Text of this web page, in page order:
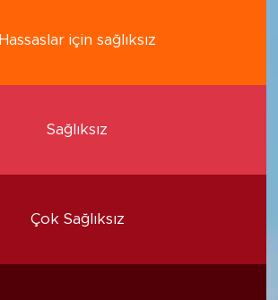
Hassaslar için sağlıksız
Sağlıksız
Çok Sağlıksız